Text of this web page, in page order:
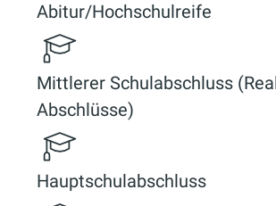
Abitur/Hochschulreife
Mittlerer Schulabschluss
Abschlüsse)
Hauptschulabschluss